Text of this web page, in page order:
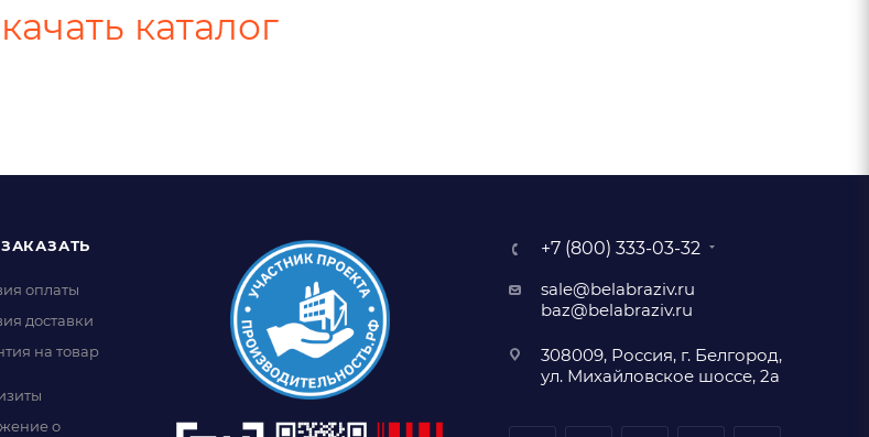
каталог
оплаты
доставки
на товар
о
+7 (800) 333-03-32
sale@belabraziv.ru
baz@belabraziv.ru
308009, Россия, г. Белгород,
ул. Михайловское шоссе, 2а